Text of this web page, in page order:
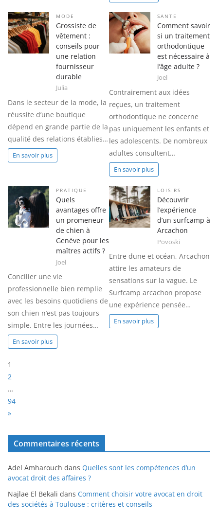
MODE
Grossiste de
vêtement :
conseils pour
une relation
fournisseur
durable
Julia
Dans le secteur de la mode, la
réussite d’une boutique
dépend en grande partie de la
qualité des relations établies…
En savoir plus
SANTE
Comment savoir
si un traitement
orthodontique
est nécessaire à
l’âge adulte ?
Joel
Contrairement aux idées
reçues, un traitement
orthodontique ne concerne
pas uniquement les enfants et
les adolescents. De nombreux
adultes consultent…
En savoir plus
PRATIQUE
Quels
avantages offre
un promeneur
de chien à
Genève pour les
maîtres actifs ?
Joel
Concilier une vie
professionnelle bien remplie
avec les besoins quotidiens de
son chien n’est pas toujours
simple. Entre les journées…
En savoir plus
LOISIRS
Découvrir
l’expérience
d’un surfcamp à
Arcachon
Povoski
Entre dune et océan, Arcachon
attire les amateurs de
sensations sur la vague. Le
Surfcamp arcachon propose
une expérience pensée…
En savoir plus
P
a
g
e
:
1
2
…
94
N
x
»
Commentaires récents
Adel Amharouch dans Quelles sont les compétences d’un
avocat droit des affaires ?
Najlae El Bekali dans Comment choisir votre avocat en droit
des sociétés à Toulouse : critères et conseils